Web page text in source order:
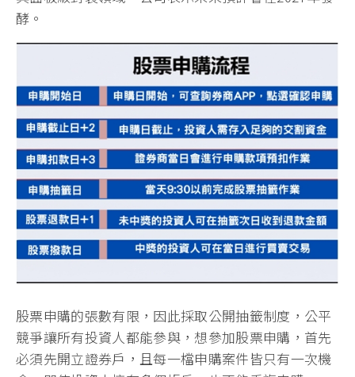
酵。
股票申購的張數有限，因此採取公開抽籤制度，公平
競爭讓所有投資人都能參與，想參加股票申購，首先
必須先開立證券戶，且每一檔申購案件皆只有一次機